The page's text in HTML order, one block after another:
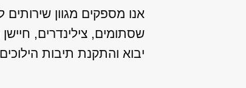
אנו מספקים מגוון שירותים
יבוא והתקנת תיבות